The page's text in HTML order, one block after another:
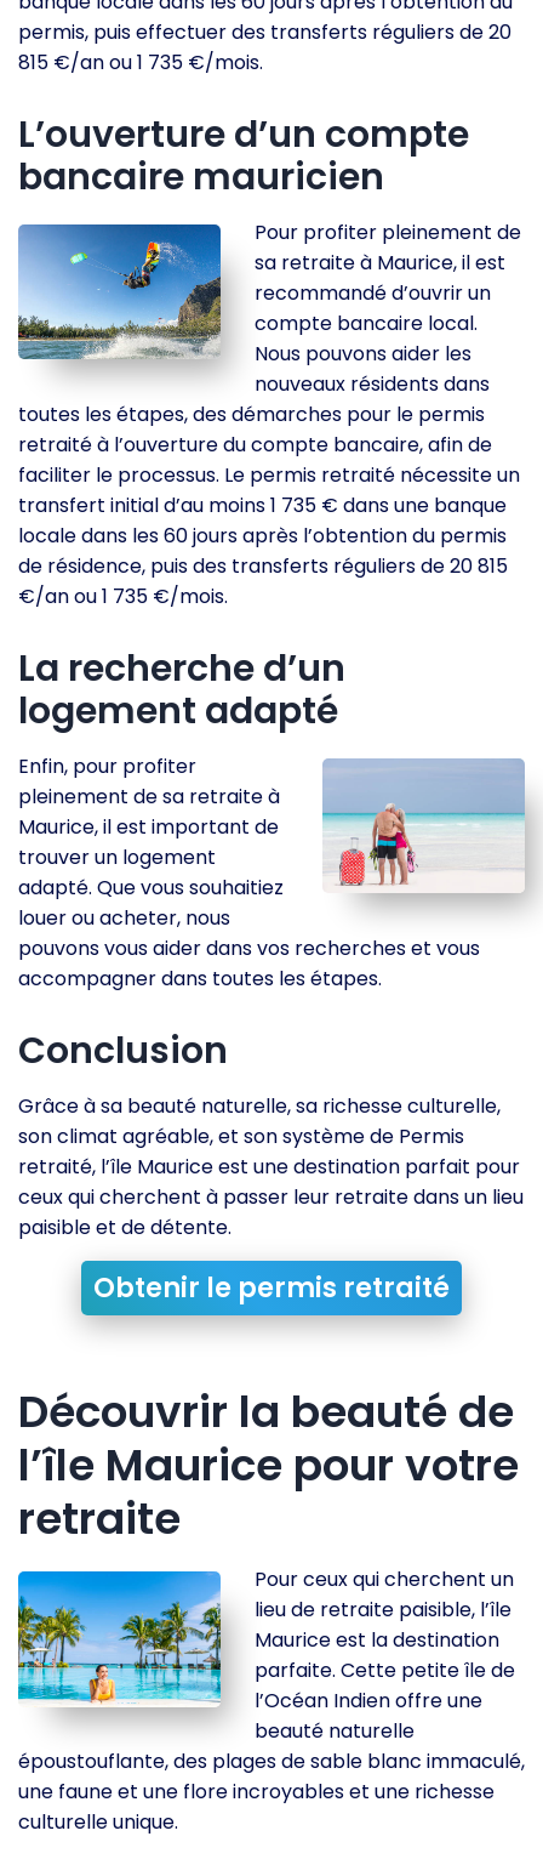
permis, puis effectuer des transferts réguliers de 20
815 €/an ou 1 735 €/mois.
L’ouverture d’un compte
bancaire mauricien
Pour profiter pleinement de
sa retraite à Maurice, il est
recommandé d’ouvrir un
compte bancaire local.
Nous pouvons aider les
nouveaux résidents dans
toutes les étapes, des démarches pour le permis
retraité à l’ouverture du compte bancaire, afin de
faciliter le processus. Le permis retraité nécessite un
transfert initial d’au moins 1 735 € dans une banque
locale dans les 60 jours après l’obtention du permis
de résidence, puis des transferts réguliers de 20 815
€/an ou 1 735 €/mois.
La recherche d’un
logement adapté
Enfin, pour profiter
pleinement de sa retraite à
Maurice, il est important de
trouver un logement
adapté. Que vous souhaitiez
louer ou acheter, nous
pouvons vous aider dans vos recherches et vous
accompagner dans toutes les étapes.
Conclusion
Grâce à sa beauté naturelle, sa richesse culturelle,
son climat agréable, et son système de Permis
retraité, l’île Maurice est une destination parfait pour
ceux qui cherchent à passer leur retraite dans un lieu
paisible et de détente.
Obtenir le permis retraité
Découvrir la beauté de
l’île Maurice pour votre
retraite
Pour ceux qui cherchent un
lieu de retraite paisible, l’île
Maurice est la destination
parfaite. Cette petite île de
l’Océan Indien offre une
beauté naturelle
époustouflante, des plages de sable blanc immaculé,
une faune et une flore incroyables et une richesse
culturelle unique.